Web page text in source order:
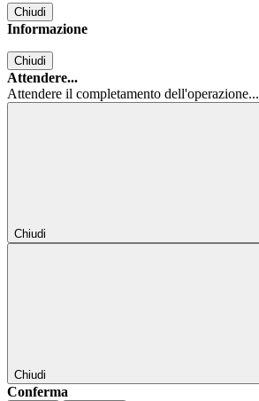
Chiudi
Informazione
Chiudi
Attendere...
Attendere il completamento dell'operazione...
Chiudi
Chiudi
Conferma